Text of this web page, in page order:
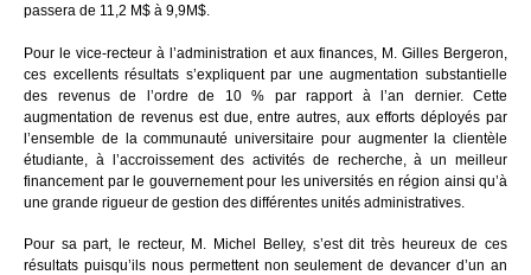
passera de 11,2 M$ à 9,9M$.
Pour le vice-recteur à l’administration et aux finances, M. Gilles Bergeron,
ces excellents résultats s’expliquent par une augmentation substantielle
des revenus de l’ordre de 10 % par rapport à l’an dernier. Cette
augmentation de revenus est due, entre autres, aux efforts déployés par
l’ensemble de la communauté universitaire pour augmenter la clientèle
étudiante, à l’accroissement des activités de recherche, à un meilleur
financement par le gouvernement pour les universités en région ainsi qu’à
une grande rigueur de gestion des différentes unités administratives.
Pour sa part, le recteur, M. Michel Belley, s’est dit très heureux de ces
résultats puisqu’ils nous permettent non seulement de devancer d’un an